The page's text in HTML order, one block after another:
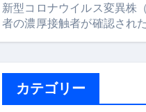
新型コロナウイルス変異株
者の濃厚接触者が確認され
カテゴリー